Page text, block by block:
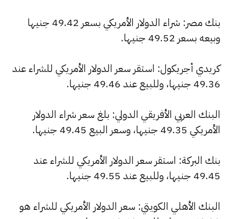
بنك مصر: شراء الدولار الأمريكي بسعر 49.42 جنيها
وبيعه بسعر 49.52 جنيها.
كريدي أجريكول: استقر سعر الدولار الأمريكي للشراء عند
49.36 جنيها، وللبيع عند 49.46 جنيها.
البنك العربي الأفريقي الدولي: بلغ سعر شراء الدولار
الأمريكي 49.35 جنيها، وسعر البيع 49.45 جنيها.
بنك البركة: استقر سعر الدولار الأمريكي للشراء عند
49.45 جنيها، وللبيع عند 49.55 جنيها.
البنك الأهلي الكويتي: سعر الدولار الأمريكي للشراء هو